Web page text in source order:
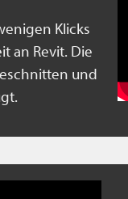
Klicks
an Revit. Die
und